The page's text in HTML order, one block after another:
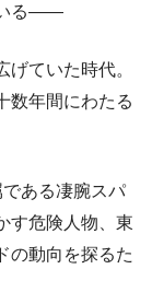
る――
ていた時代。
数年間にわたる
ある凄腕スパ
す危険人物、東
の動向を探るた